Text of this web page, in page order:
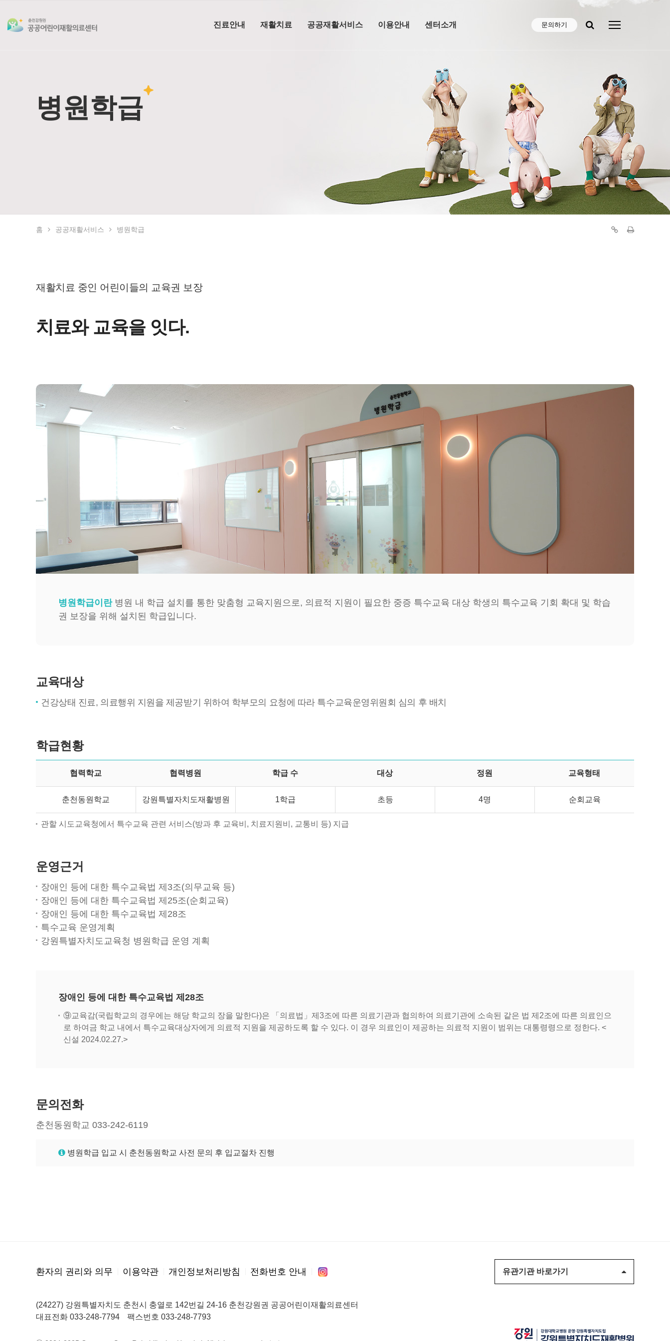
진료안내 재활치료 공공재활서비스 이용안내 센터소개 문의하기
병원학급
홈 공공재활서비스 병원학급
재활치료 중인 어린이들의 교육권 보장
치료와 교육을 잇다.
병원학급이란병원 내 학급 설치를 통한 맞춤형 교육지원으로, 의료적 지원이 필요한 중증 특수교육 대상 학생의 특수교육 기회 확대 및 학습
권 보장을 위해 설치된 학급입니다.
교육대상
건강상태 진료, 의료행위 지원을 제공받기 위하여 학부모의 요청에 따라 특수교육운영위원회 심의 후 배치
학급현황
협력학교 협력병원 학급 수 대상 정원 교육형태
춘천동원학교 강원특별자치도재활병원 1학급 초등 4명 순회교육
관할 시도교육청에서 특수교육 관련 서비스(방과 후 교육비, 치료지원비, 교통비 등) 지급
운영근거
장애인 등에 대한 특수교육법 제3조(의무교육 등)
장애인 등에 대한 특수교육법 제25조(순회교육)
장애인 등에 대한 특수교육법 제28조
특수교육 운영계획
강원특별자치도교육청 병원학급 운영 계획
장애인 등에 대한 특수교육법 제28조
⑨교육감(국립학교의 경우에는 해당 학교의 장을 말한다)은 「의료법」제3조에 따른 의료기관과 협의하여 의료기관에 소속된 같은 법 제2조에 따른 의료인으
로 하여금 학교 내에서 특수교육대상자에게 의료적 지원을 제공하도록 할 수 있다. 이 경우 의료인이 제공하는 의료적 지원이 범위는 대통령령으로 정한다. <
신설 2024.02.27.>
문의전화
춘천동원학교 033-242-6119
병원학급 입교 시 춘천동원학교 사전 문의 후 입교절차 진행
환자의 권리와 의무 이용약관 개인정보처리방침 전화번호 안내 유관기관 바로가기
(24227) 강원특별자치도 춘천시 충열로 142번길 24-16 춘천강원권 공공어린이재활의료센터
대표전화 033-248-7794
팩스번호 033-248-7793